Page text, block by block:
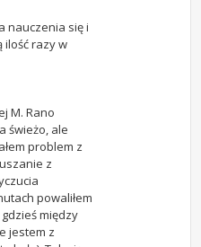
nauczenia się i
razy w
M. Rano
świeżo, ale
problem z
z
powaliłem
między
jestem z